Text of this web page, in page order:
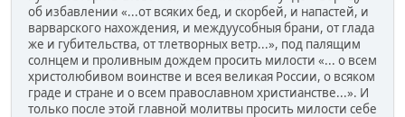
об избавлении «...от всяких бед, и скорбей, и напастей, и
варварского нахождения, и междуусобныя брани, от глада
же и губительства, от тлетворных ветр...», под палящим
солнцем и проливным дождем просить милости «... о всем
христолюбивом воинстве и всея великая России, о всяком
граде и стране и о всем православном христианстве...». И
только после этой главной молитвы просить милости себе